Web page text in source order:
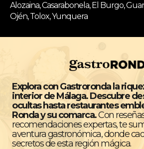
Alozaina, Casarabonela, El Burgo,
Ojén, Tolox, Yunquera
Explora con Gastroronda la
interior de Málaga. Descubre
ocultas hasta restaurantes
Ronda y su comarca.Con
recomendaciones expertas, te
aventura gastronómica, donde
secretos de esta región mágica.